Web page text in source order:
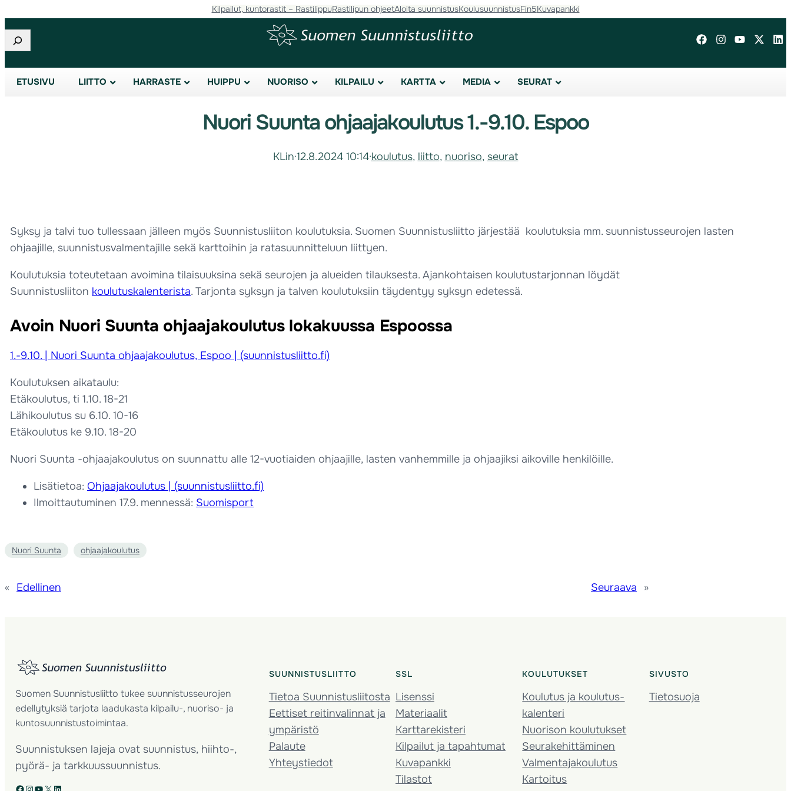
Kilpailut, kuntorastit – RastilippuRastilipun ohjeetAloita suunnistusKoulusuunnistusFin5Kuvapankki
Etsi
ETUSIVU LIITTO HARRASTE HUIPPU NUORISO KILPAILU KARTTA MEDIA SEURAT
Nuori Suunta ohjaajakoulutus 1.-9.10. Espoo
KLin·12.8.2024 10:14·koulutus, liitto, nuoriso, seurat
Syksy ja talvi tuo tullessaan jälleen myös Suunnistusliiton koulutuksia. Suomen Suunnistusliitto järjestää koulutuksia mm. suunnistusseurojen lasten
ohjaajille, suunnistusvalmentajille sekä karttoihin ja ratasuunnitteluun liittyen.
Koulutuksia toteutetaan avoimina tilaisuuksina sekä seurojen ja alueiden tilauksesta. Ajankohtaisen koulutustarjonnan löydät
Suunnistusliiton koulutuskalenterista. Tarjonta syksyn ja talven koulutuksiin täydentyy syksyn edetessä.
Avoin Nuori Suunta ohjaajakoulutus lokakuussa Espoossa
1.-9.10. | Nuori Suunta ohjaajakoulutus, Espoo | (suunnistusliitto.fi)
Koulutuksen aikataulu:
Etäkoulutus, ti 1.10. 18-21
Lähikoulutus su 6.10. 10-16
Etäkoulutus ke 9.10. 18-20
Nuori Suunta -ohjaajakoulutus on suunnattu alle 12-vuotiaiden ohjaajille, lasten vanhemmille ja ohjaajiksi aikoville henkilöille.
Lisätietoa: Ohjaajakoulutus | (suunnistusliitto.fi)
Ilmoittautuminen 17.9. mennessä: Suomisport
Nuori Suunta ohjaajakoulutus
« Edellinen Seuraava »
Suomen Suunnistusliitto tukee suunnistusseurojen
edellytyksiä tarjota laadukasta kilpailu-, nuoriso- ja
kuntosuunnistustoimintaa.
Suunnistuksen lajeja ovat suunnistus, hiihto-,
pyörä- ja tarkkuussuunnistus.
Facebook Instagram YouTube X LinkedIn
SUUNNISTUSLIITTO
Tietoa Suunnistusliitosta
Eettiset reitinvalinnat ja
ympäristö
Palaute
Yhteystiedot
SSL
Lisenssi
Materiaalit
Karttarekisteri
Kilpailut ja tapahtumat
Kuvapankki
Tilastot
KOULUTUKSET
Koulutus ja koulutus­
kalenteri
Nuorison koulutukset
Seura­kehittäminen
Valmentaja­koulutus
Kartoitus
SIVUSTO
Tietosuoja